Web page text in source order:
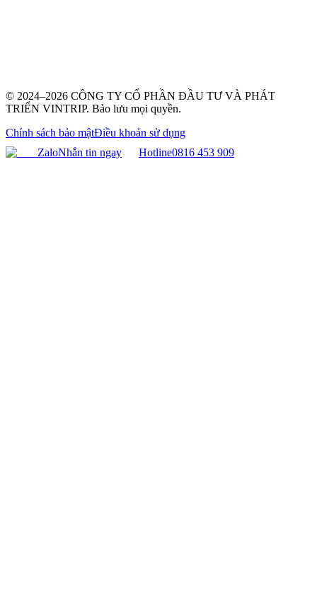
© 2024–2026 CÔNG TY CỔ PHẦN ĐẦU TƯ VÀ PHÁT
TRIỂN VINTRIP. Bảo lưu mọi quyền.
Chính sách bảo mậtĐiều khoản sử dụng
ZaloNhắn tin ngay Hotline0816 453 909